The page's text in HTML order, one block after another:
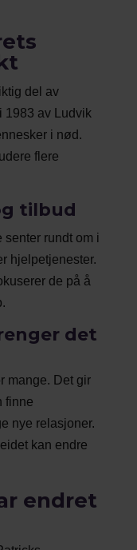
del av
1983 av Ludvik
i nød.
flere
tilbud
senter rundt om i
hjelpetjenester.
de på å
det
mange. Det gir
finne
nye relasjoner.
kan endre
endret